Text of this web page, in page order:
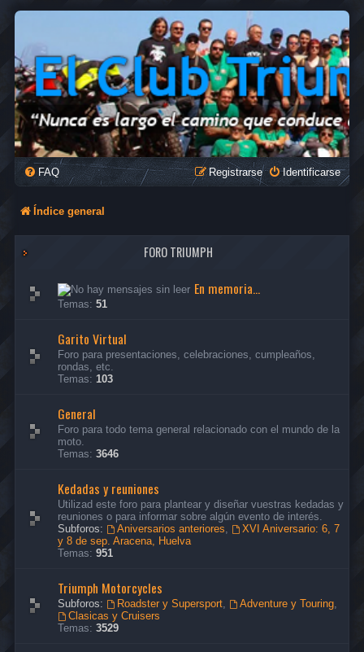
FAQ Identificarse
Registrarse
Índice general
FORO TRIUMPH
En memoria...
Temas: 51
Garito Virtual
Foro para presentaciones, celebraciones, cumpleaños,
rondas, etc.
Temas: 103
General
Foro para todo tema general relacionado con el mundo de la
moto.
Temas: 3646
Kedadas y reuniones
Utilizad este foro para plantear y diseñar vuestras kedadas y
reuniones o para informar sobre algún evento de interés.
Subforos:
Aniversarios anteriores,
XVI Aniversario: 6, 7
y 8 de sep. Aracena, Huelva
Temas: 951
Triumph Motorcycles
Subforos: Roadster y Supersport, Adventure y Touring,
Clasicas y Cruisers
Temas: 3529